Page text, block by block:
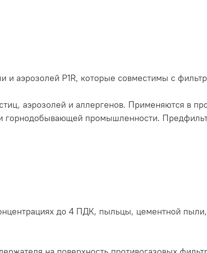
аэрозолей P1R, которые совместимы с
аэрозолей и аллергенов. Применяются в
горнодобывающей промышленности.
до 4 ПДК, пыльцы, цементной